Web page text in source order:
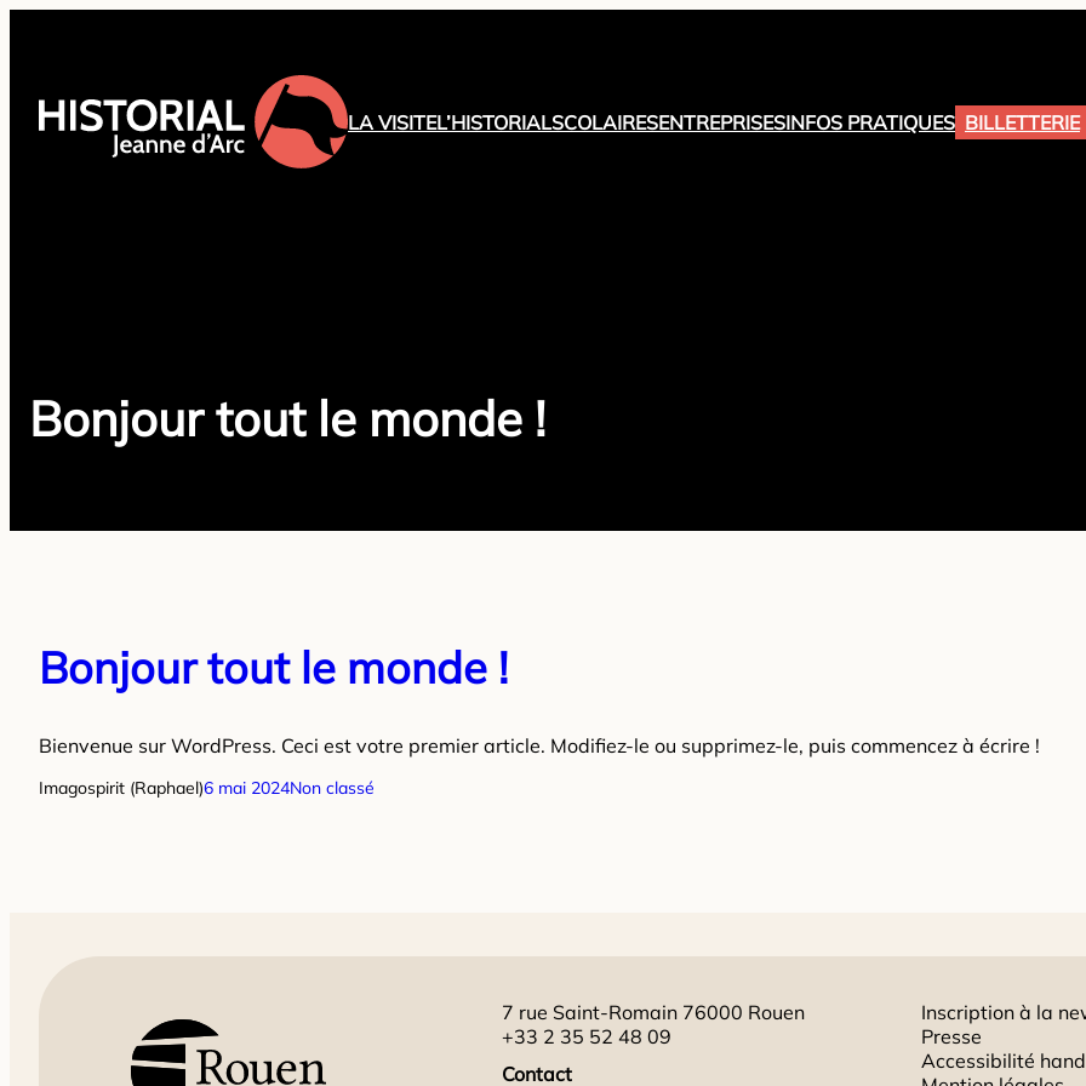
LA VISITEL’HISTORIALSCOLAIRESENTREPRISESINFOS PRATIQUES BILLETTERIE
Bonjour tout le monde !
Bonjour tout le monde !
Bienvenue sur WordPress. Ceci est votre premier article. Modifiez-le ou supprimez-le, puis commencez à écrire !
Imagospirit (Raphael)6 mai 2024Non classé
7 rue Saint-Romain 76000 Rouen
+33 2 35 52 48 09
Contact
Inscription à la
Presse
Accessibilité